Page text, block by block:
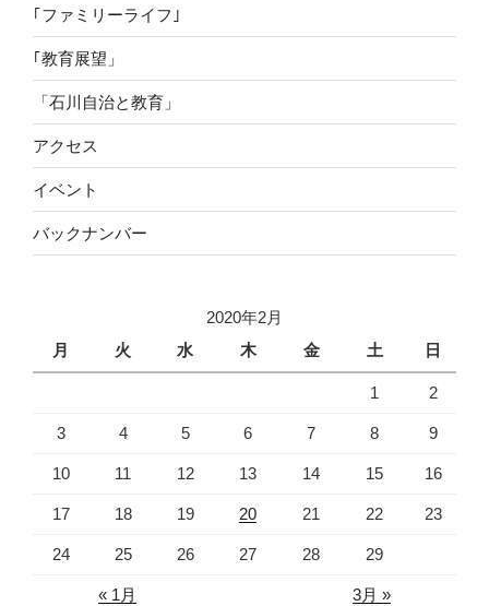
｢ファミリーライフ｣
｢教育展望」
「石川自治と教育」
アクセス
イベント
バックナンバー
2020年2月
月
火 水 木 金 土 日
1 2
3 4 5 6 7 8 9
10 11 12 13 14 15 16
17 18 19 20 21 22 23
24 25 26 27 28 29
« 1月 3月 »